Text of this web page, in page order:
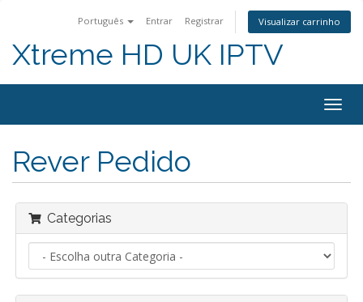
Português Entrar Registrar Visualizar carrinho
Xtreme HD UK IPTV
Rever Pedido
Categorias